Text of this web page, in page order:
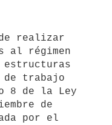
al régimen
estructuras
de trabajo
8 de la Ley
de
por el